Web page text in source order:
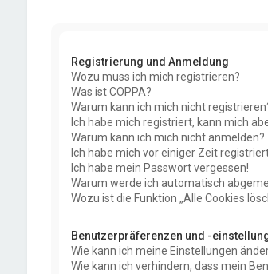
Registrierung und Anmeldung
Wozu muss ich mich registrieren?
Was ist COPPA?
Warum kann ich mich nicht
Ich habe mich registriert, kann mich
Warum kann ich mich nicht anmelden?
Ich habe mich vor einiger Zeit
Ich habe mein Passwort vergessen!
Warum werde ich automatisch
Wozu ist die Funktion „Alle Cookies
Benutzerpräferenzen und -
Wie kann ich meine Einstellungen
Wie kann ich verhindern, dass mein